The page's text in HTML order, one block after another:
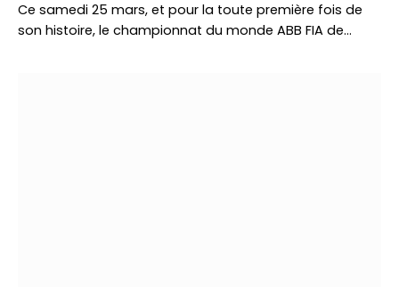
Ce samedi 25 mars, et pour la toute première fois de
son histoire, le championnat du monde ABB FIA de…